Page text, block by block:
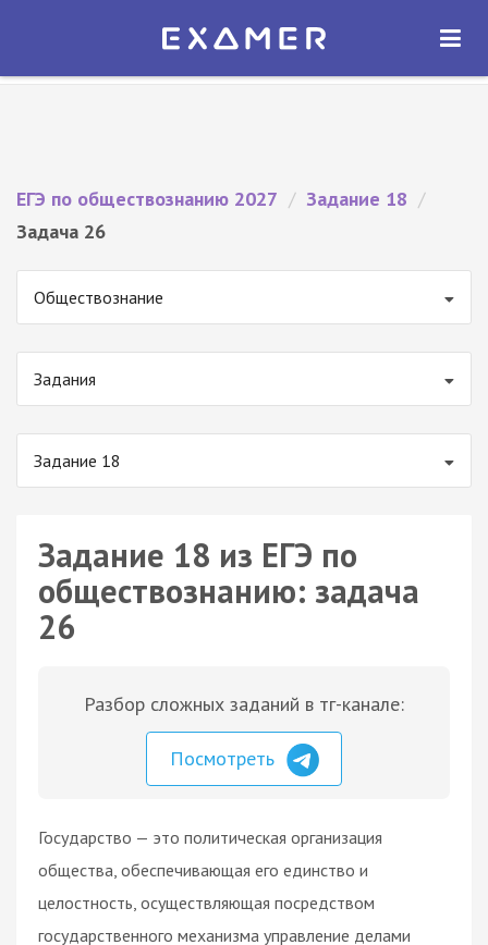
Экзамер — ЕГЭ 2027
ОТКРЫТЬ
ЕГЭ по обществознанию 2027 / Задание 18 /
Задача 26
Обществознание
Задания
Задание 18
Задание 18 из ЕГЭ по
обществознанию: задача
26
Разбор сложных заданий в тг-канале:
Посмотреть
Государство — это политическая организация
общества, обеспечивающая его единство и
целостность, осуществляющая посредством
государственного механизма управление делами